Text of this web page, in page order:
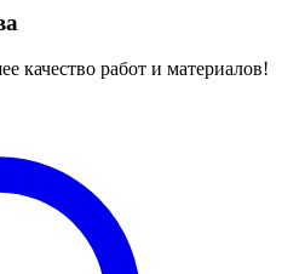
качество работ и материалов!